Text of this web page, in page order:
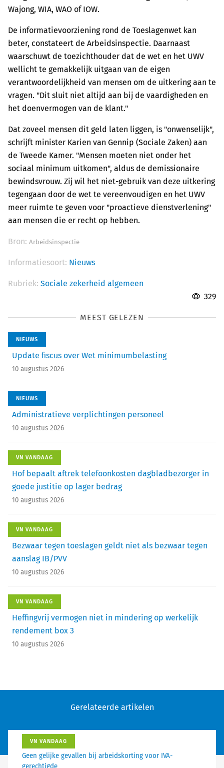
Wajong, WIA, WAO of IOW.
De informatievoorziening rond de Toeslagenwet kan
beter, constateert de Arbeidsinspectie. Daarnaast
waarschuwt de toezichthouder dat de wet en het UWV
wellicht te gemakkelijk uitgaan van de eigen
verantwoordelijkheid van mensen om de uitkering aan te
vragen. "Dit sluit niet altijd aan bij de vaardigheden en
het doenvermogen van de klant."
Dat zoveel mensen dit geld laten liggen, is "onwenselijk",
schrijft minister Karien van Gennip (Sociale Zaken) aan
de Tweede Kamer. "Mensen moeten niet onder het
sociaal minimum uitkomen", aldus de demissionaire
bewindsvrouw. Zij wil het niet-gebruik van deze uitkering
tegengaan door de wet te vereenvoudigen en het UWV
meer ruimte te geven voor "proactieve dienstverlening"
aan mensen die er recht op hebben.
Bron: Arbeidsinspectie
Informatiesoort: Nieuws
Rubriek: Sociale zekerheid algemeen
329
MEEST GELEZEN
NIEUWS
Update fiscus over Wet minimumbelasting
10 augustus 2026
NIEUWS
Administratieve verplichtingen personeel
10 augustus 2026
VN VANDAAG
Hof bepaalt aftrek telefoonkosten dagbladbezorger in
goede justitie op lager bedrag
10 augustus 2026
VN VANDAAG
Bezwaar tegen toeslagen geldt niet als bezwaar tegen
aanslag IB/PVV
10 augustus 2026
VN VANDAAG
Heffingvrij vermogen niet in mindering op werkelijk
rendement box 3
10 augustus 2026
Gerelateerde artikelen
VN VANDAAG
Geen gelijke gevallen bij arbeidskorting voor IVA-